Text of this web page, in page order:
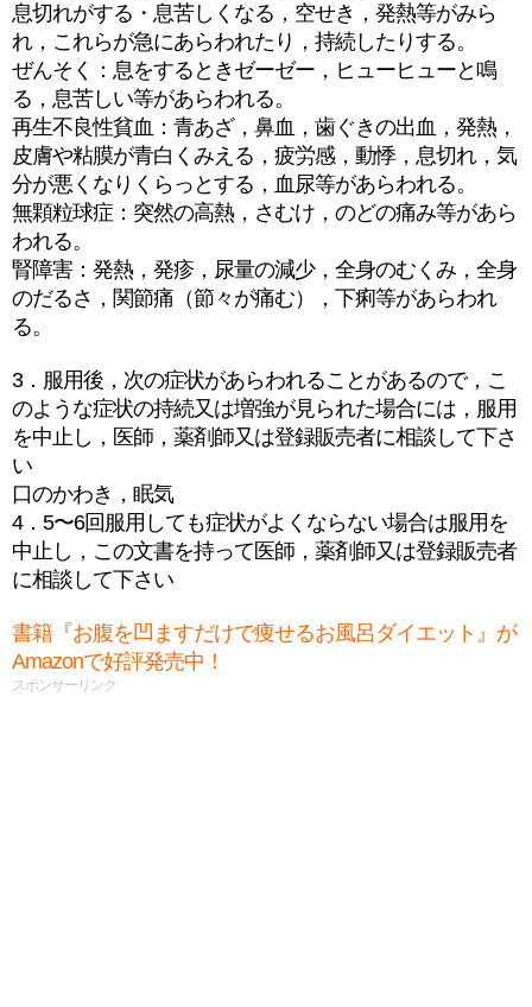
息切れがする・息苦しくなる，空せき，発熱等がみら
れ，これらが急にあらわれたり，持続したりする。
ぜんそく：息をするときゼーゼー，ヒューヒューと鳴
る，息苦しい等があらわれる。
再生不良性貧血：青あざ，鼻血，歯ぐきの出血，発熱，
皮膚や粘膜が青白くみえる，疲労感，動悸，息切れ，気
分が悪くなりくらっとする，血尿等があらわれる。
無顆粒球症：突然の高熱，さむけ，のどの痛み等があら
われる。
腎障害：発熱，発疹，尿量の減少，全身のむくみ，全身
のだるさ，関節痛（節々が痛む），下痢等があらわれ
る。
3．服用後，次の症状があらわれることがあるので，こ
のような症状の持続又は増強が見られた場合には，服用
を中止し，医師，薬剤師又は登録販売者に相談して下さ
い
口のかわき，眠気
4．5〜6回服用しても症状がよくならない場合は服用を
中止し，この文書を持って医師，薬剤師又は登録販売者
に相談して下さい
書籍『お腹を凹ますだけで痩せるお風呂ダイエット』が
Amazonで好評発売中！
スポンサーリンク